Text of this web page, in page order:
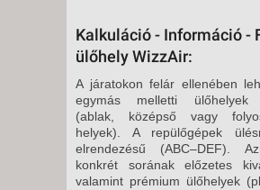
Kalkuláció - Információ -
ülőhely WizzAir:
A járatokon felár ellenében
egymás melletti ülőhelyek
(ablak, középső vagy
helyek). A repülőgépek
elrendezésű (ABC–DEF).
konkrét sorának előzetes
valamint prémium ülőhelyek